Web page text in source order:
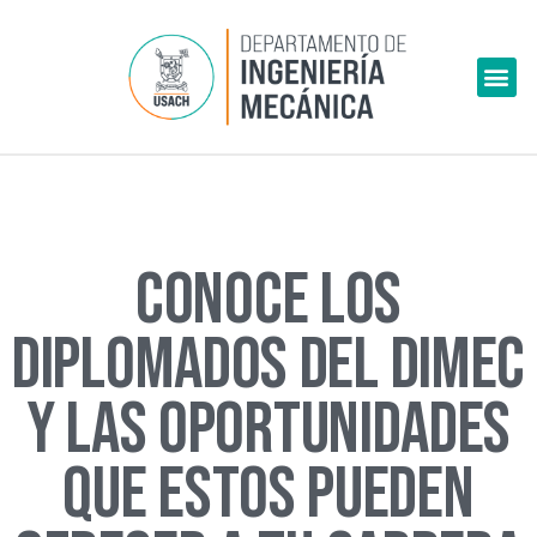
CONOCE LOS
DIPLOMADOS DEL DIMEC
Y LAS OPORTUNIDADES
QUE ESTOS PUEDEN